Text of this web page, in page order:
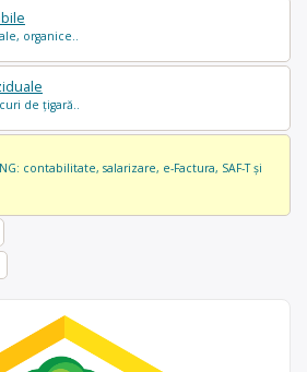
organice..
de țigară..
contabilitate, salarizare, e-Factura, SAF-T și